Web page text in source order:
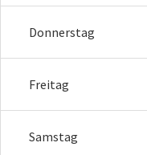
Donnerstag
Freitag
Samstag